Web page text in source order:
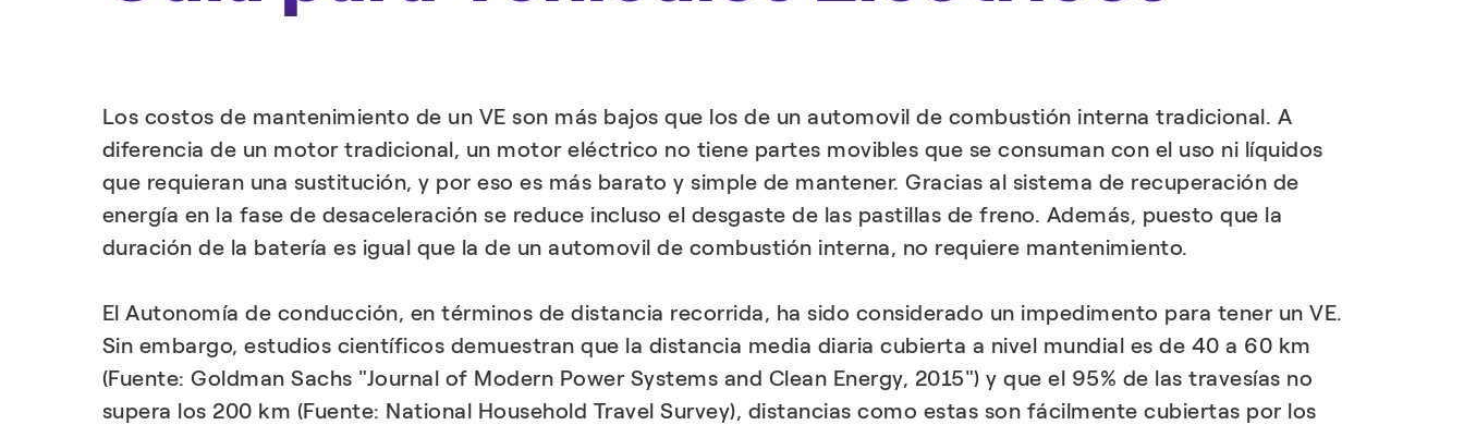
Los costos de mantenimiento de un VE son más bajos que los de un automovil de combustión interna tradicional. A
diferencia de un motor tradicional, un motor eléctrico no tiene partes movibles que se consuman con el uso ni líquidos
que requieran una sustitución, y por eso es más barato y simple de mantener. Gracias al sistema de recuperación de
energía en la fase de desaceleración se reduce incluso el desgaste de las pastillas de freno. Además, puesto que la
duración de la batería es igual que la de un automovil de combustión interna, no requiere mantenimiento.
El Autonomía de conducción, en términos de distancia recorrida, ha sido considerado un impedimento para tener un VE.
Sin embargo, estudios científicos demuestran que la distancia media diaria cubierta a nivel mundial es de 40 a 60 km
(Fuente: Goldman Sachs "Journal of Modern Power Systems and Clean Energy, 2015") y que el 95% de las travesías no
supera los 200 km (Fuente: National Household Travel Survey), distancias como estas son fácilmente cubiertas por los